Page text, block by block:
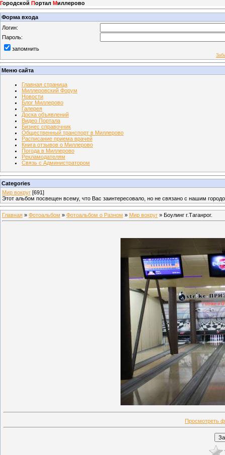
Городской Портал Миллерово
Форма входа
Логин:
Пароль:
запомнить
Меню сайта
Главная страница
Миллеровский Форум
Новости
Блог Миллерово
Галерея
Доска объявлений
Видео Портала
Бизнес справочник
Общественный транспорт в Миллерово
Расписание приема врачей
Книга отзывов о Миллерово
Погода в Миллерово
Рекламодателям
Связь с Администратором
Categories
Мир вокруг [691]
Этот альбом посвещен всему, что Вас заинтересовало, но не связано с нашим
Главная » Фотоальбом » Фотоальбом о Разном » Мир вокруг » Боулинг г.Таганрог.
Просмотреть